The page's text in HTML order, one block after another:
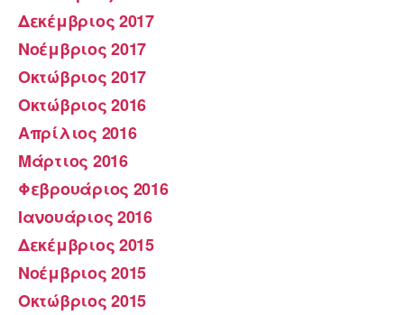
Δεκέμβριος 2017
Νοέμβριος 2017
Οκτώβριος 2017
Οκτώβριος 2016
Απρίλιος 2016
Μάρτιος 2016
Φεβρουάριος 2016
Ιανουάριος 2016
Δεκέμβριος 2015
Νοέμβριος 2015
Οκτώβριος 2015